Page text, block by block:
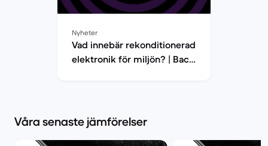
Nyheter
Vad innebär rekonditionerad
elektronik för miljön? | Back
Våra senaste jämförelser